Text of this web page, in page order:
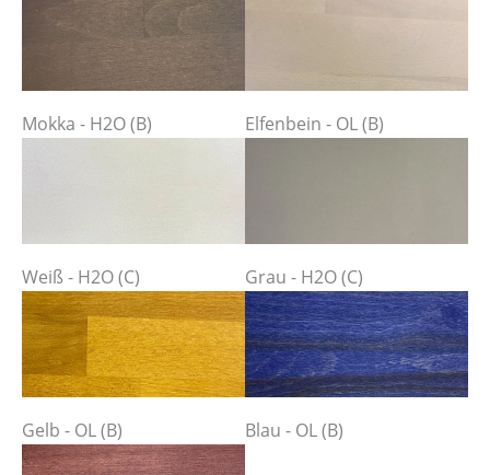
Mokka - H2O (B) Elfenbein - OL (B)
Weiß - H2O (C) Grau - H2O (C)
Gelb - OL (B) Blau - OL (B)